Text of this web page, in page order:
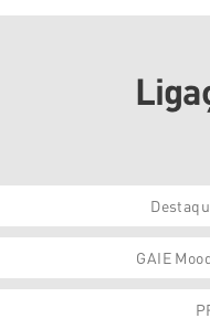
GAIE